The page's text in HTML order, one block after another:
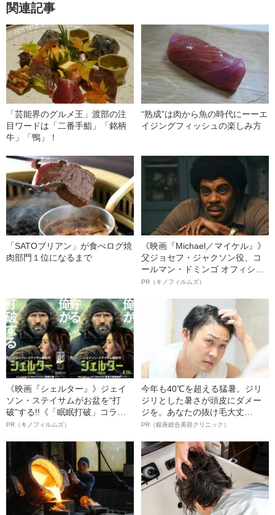
関連記事
「芸能界のグルメ王」渡部の注
目ワードは「二番手鮨」「銘柄
牛」「鴨」！
“熟成”は肉から魚の時代にーーエ
イジングフィッシュの楽しみ方
「SATOブリアン」が食べログ焼
肉部門１位になるまで
《映画『Michael／マイケル』》
父ジョセフ・ジャクソン役、コ
ールマン・ドミンゴ オフィシャ
ルインタビュー“観客を魅了した
語る”《日本興収70億円突破》
PR（キノフィルムズ）
《映画『シェルター』》ジェイ
ソン・ステイサムがお盆を“打
破”する!!《「眠眠打破」コラ
ボ》
PR（キノフィルムズ）
今年も40℃を超える猛暑。ジリ
ジリとした暑さが頭皮にダメー
ジを。あなたの抜け毛大丈
夫！？
PR（銀座総合美容クリニック）